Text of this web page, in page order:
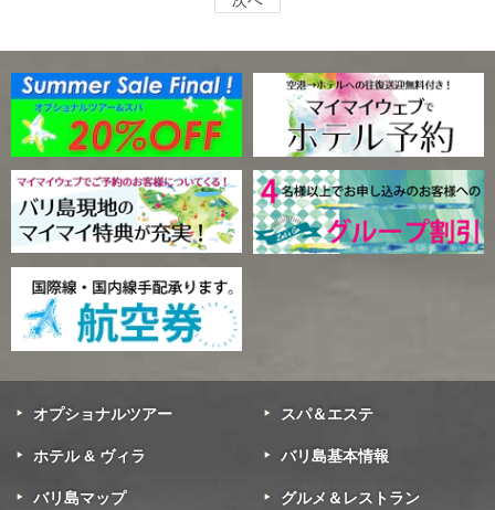
オプショナルツアー スパ＆エステ
ホテル & ヴィラ バリ島基本情報
バリ島マップ グルメ＆レストラン